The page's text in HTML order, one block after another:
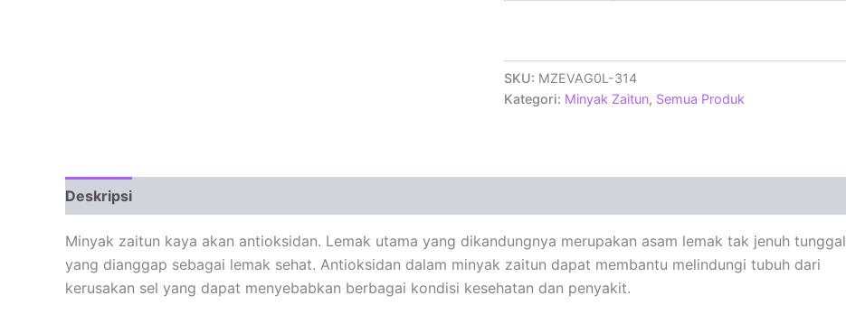
SKU: MZEVAG0L-314
Kategori: Minyak Zaitun, Semua Produk
Deskripsi
Minyak zaitun kaya akan antioksidan. Lemak utama yang dikandungnya merupakan asam lemak tak jenuh tunggal
yang dianggap sebagai lemak sehat. Antioksidan dalam minyak zaitun dapat membantu melindungi tubuh dari
kerusakan sel yang dapat menyebabkan berbagai kondisi kesehatan dan penyakit.